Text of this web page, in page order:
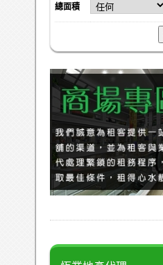
總面積